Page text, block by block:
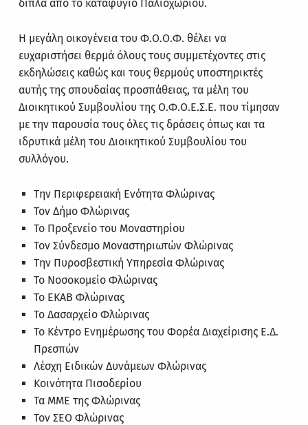
δίπλα από το καταφύγιο Παλιοχωρίου.
Η μεγάλη οικογένεια του Φ.Ο.Ο.Φ. θέλει να
ευχαριστήσει θερμά όλους τους συμμετέχοντες στις
εκδηλώσεις καθώς και τους θερμούς υποστηρικτές
αυτής της σπουδαίας προσπάθειας, τα μέλη του
Διοικητικού Συμβουλίου της Ο.Φ.Ο.Ε.Σ.Ε. που τίμησαν
με την παρουσία τους όλες τις δράσεις όπως και τα
ιδρυτικά μέλη του Διοικητικού Συμβουλίου του
συλλόγου.
Την Περιφερειακή Ενότητα Φλώρινας
Τον Δήμο Φλώρινας
Το Προξενείο του Μοναστηρίου
Τον Σύνδεσμο Μοναστηριωτών Φλώρινας
Την Πυροσβεστική Υπηρεσία Φλώρινας
Το Νοσοκομείο Φλώρινας
Το ΕΚΑΒ Φλώρινας
Το Δασαρχείο Φλώρινας
Το Κέντρο Ενημέρωσης του Φορέα Διαχείρισης Ε.Δ.
Πρεσπών
Λέσχη Ειδικών Δυνάμεων Φλώρινας
Κοινότητα Πισοδερίου
Τα ΜΜΕ της Φλώρινας
Τον ΣΕΟ Φλώρινας